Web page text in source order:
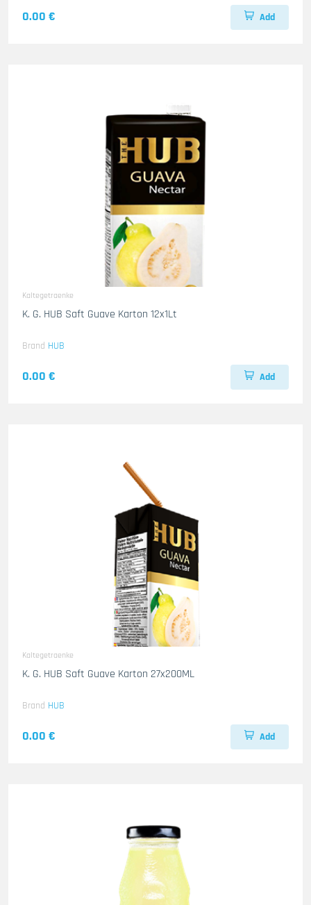
0.00 € Add
Kaltegetraenke
K. G. HUB Saft Guave Karton 12x1Lt
Brand HUB
0.00 € Add
Kaltegetraenke
K. G. HUB Saft Guave Karton 27x200ML
Brand HUB
0.00 € Add